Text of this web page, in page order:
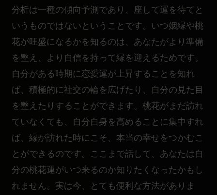
分析は一種の傾向予測であり、座して運を待てと
いうものではないということです。いつ姻縁や桃
花が旺盛になるかを知るのは、あなたがより準備
を整え、より自信を持って縁を迎えるためです。
自分がある時期に恋愛運が上昇することを知れ
ば、積極的に社交の輪を広げたり、自分の見た目
を整えたりすることができます。桃花がまだ訪れ
ていなくても、自分自身を高めることに集中すれ
ば、縁が訪れた時にこそ、本当の幸せをつかむこ
とができるのです。ここまで話して、あなたは自
分の桃花運がいつ来るのか知りたくなったかもし
れません。実は今、とても便利な方法がありま